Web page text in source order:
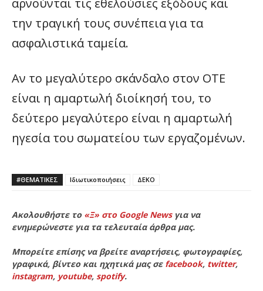
αρνούνται τις εθελούσιες εξόδους και
την τραγική τους συνέπεια για τα
ασφαλιστικά ταμεία.
Αν το μεγαλύτερο σκάνδαλο στον ΟΤΕ
είναι η αμαρτωλή διοίκησή του, το
δεύτερο μεγαλύτερο είναι η αμαρτωλή
ηγεσία του σωματείου των εργαζομένων.
#ΘΕΜΑΤΙΚΈΣ Ιδιωτικοποιήσεις ΔΕΚΟ
Ακολουθήστε το «Ξ» στο Google Newsγια να
ενημερώνεστε για τα τελευταία άρθρα μας.
Μπορείτε επίσης να βρείτε αναρτήσεις, φωτογραφίες,
γραφικά, βίντεο και ηχητικά μας σε facebook, twitter,
instagram, youtube, spotify.